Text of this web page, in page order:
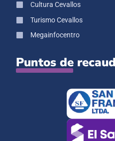
Cultura Cevallos
Turismo Cevallos
Megainfocentro
Puntos de